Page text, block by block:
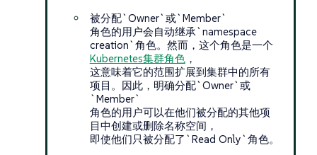
被分配`Owner`或`Member`
角色的用户会自动继承`namespace
creation`角色。然而，这个角色是一个
Kubernetes集群角色，
这意味着它的范围扩展到集群中的所有
项目。因此，明确分配`Owner`或
`Member`
角色的用户可以在他们被分配的其他项
目中创建或删除名称空间，
即使他们只被分配了`Read Only`角色。